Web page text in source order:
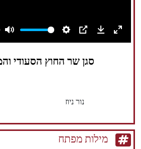
סגן שר החוץ הסעודי
נור ניוז
מילות מפתח